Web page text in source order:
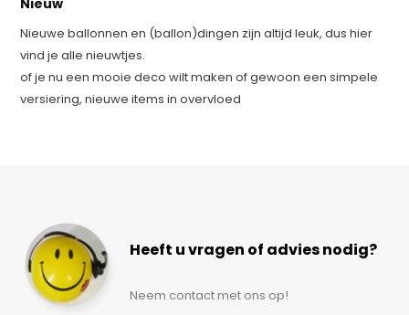
Nieuw
Nieuwe ballonnen en (ballon)dingen zijn altijd leuk, dus hier
vind je alle nieuwtjes.
of je nu een mooie deco wilt maken of gewoon een simpele
versiering, nieuwe items in overvloed
Heeft u vragen of advies nodig?
Neem contact met ons op!